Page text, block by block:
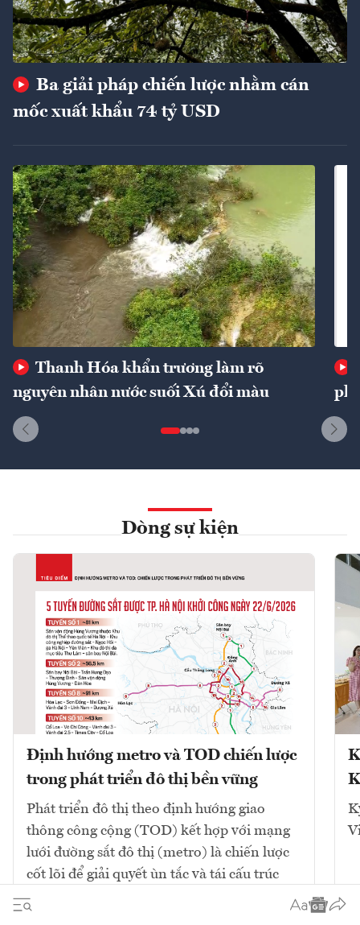
Ba giải pháp chiến lược nhằm cán
mốc xuất khẩu 74 tỷ USD
Thanh Hóa khẩn trương làm rõ
nguyên nhân nước suối Xú đổi màu
phí
Dòng sự kiện
Định hướng metro và TOD chiến lược
trong phát triển đô thị bền vững
Phát triển đô thị theo định hướng giao
thông công cộng (TOD) kết hợp với mạng
lưới đường sắt đô thị (metro) là chiến lược
cốt lõi để giải quyết ùn tắc và tái cấu trúc
không gian. Mô hình này tập...